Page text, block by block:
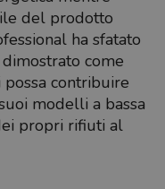
del prodotto
ha sfatato
come
possa contribuire
modelli a bassa
propri rifiuti al